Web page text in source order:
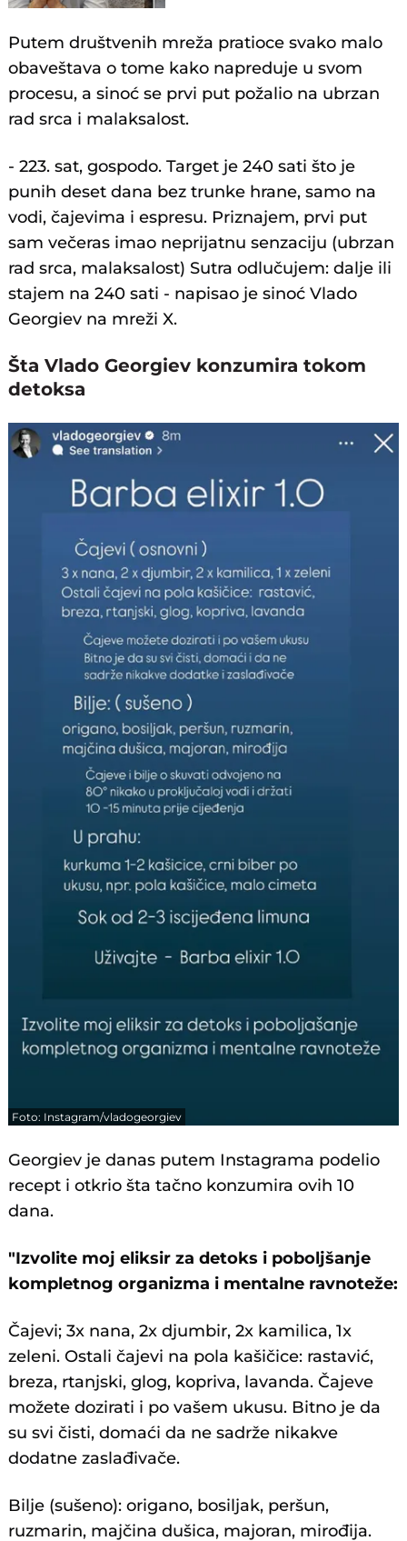
Putem društvenih mreža pratioce svako malo
obaveštava o tome kako napreduje u svom
procesu, a sinoć se prvi put požalio na ubrzan
rad srca i malaksalost.
- 223. sat, gospodo. Target je 240 sati što je
punih deset dana bez trunke hrane, samo na
vodi, čajevima i espresu. Priznajem, prvi put
sam večeras imao neprijatnu senzaciju (ubrzan
rad srca, malaksalost) Sutra odlučujem: dalje ili
stajem na 240 sati - napisao je sinoć Vlado
Georgiev na mreži X.
Šta Vlado Georgiev konzumira tokom
detoksa
Foto: Instagram/vladogeorgiev
Georgiev je danas putem Instagrama podelio
recept i otkrio šta tačno konzumira ovih 10
dana.
"Izvolite moj eliksir za detoks i poboljšanje
kompletnog organizma i mentalne ravnoteže:
Čajevi; 3x nana, 2x djumbir, 2x kamilica, 1x
zeleni. Ostali čajevi na pola kašičice: rastavić,
breza, rtanjski, glog, kopriva, lavanda. Čajeve
možete dozirati i po vašem ukusu. Bitno je da
su svi čisti, domaći da ne sadrže nikakve
dodatne zaslađivače.
Bilje (sušeno): origano, bosiljak, peršun,
ruzmarin, majčina dušica, majoran, mirođija.